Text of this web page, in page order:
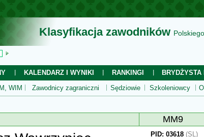
Klasyfikacja zawodników
KALENDARZ I WYNIKI RANKINGI
BRYDŻYSTA
WIM Zawodnicy zagraniczni Sędziowie Szkoleniowcy
MM9
PID: 03618 (SL)